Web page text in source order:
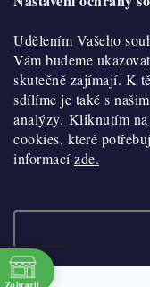
Udělením Vašeho
Vám budeme
skutečně zajímají. K
sdílíme je také s
analýzy. Kliknutím
cookies, které
informacízde.
Obchodní podmínky
Hodnocení obchodu
Blog
Moje objednávka
O nás
Historie
Kontakty
O nákupu
Reklamace a vratky
Výdejní místa
Velkoobchod
Copyright 2026